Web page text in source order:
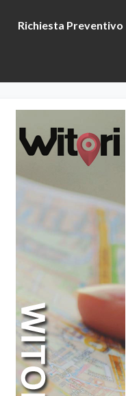
Richiesta Preventivo